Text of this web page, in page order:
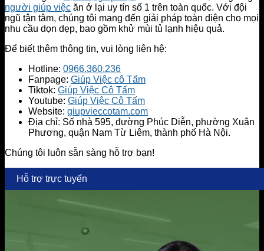
người giúp việc ăn ở lại uy tín số 1 trên toàn quốc. Với đội
ngũ tận tâm, chúng tôi mang đến giải pháp toàn diện cho mọi
nhu cầu dọn dẹp, bao gồm khử mùi tủ lạnh hiệu quả.
Để biết thêm thông tin, vui lòng liên hệ:
Hotline: 0966.360.236
Fanpage: Giúp Việc cô Tấm
Tiktok: Giúp Việc Cô Tấm
Youtube: Giúp Việc Cô Tấm
Website: giupvieccotam.com
Địa chỉ: Số nhà 595, đường Phúc Diễn, phường Xuân
Phương, quận Nam Từ Liêm, thành phố Hà Nội.
Chúng tôi luôn sẵn sàng hỗ trợ bạn!
Hỗ trợ trực tuyến